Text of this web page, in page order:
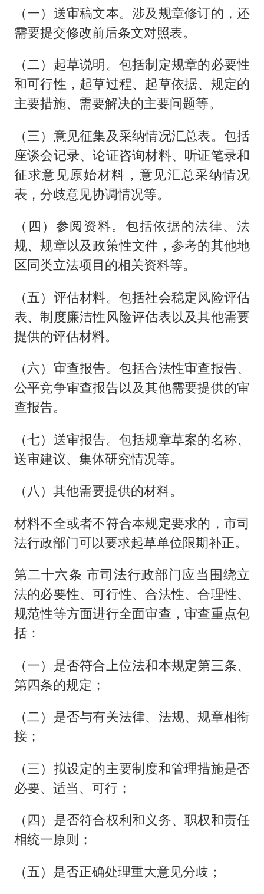
（一）送审稿文本。涉及规章修订的，还
需要提交修改前后条文对照表。
（二）起草说明。包括制定规章的必要性
和可行性，起草过程、起草依据、规定的
主要措施、需要解决的主要问题等。
（三）意见征集及采纳情况汇总表。包括
座谈会记录、论证咨询材料、听证笔录和
征求意见原始材料，意见汇总采纳情况
表，分歧意见协调情况等。
（四）参阅资料。包括依据的法律、法
规、规章以及政策性文件，参考的其他地
区同类立法项目的相关资料等。
（五）评估材料。包括社会稳定风险评估
表、制度廉洁性风险评估表以及其他需要
提供的评估材料。
（六）审查报告。包括合法性审查报告、
公平竞争审查报告以及其他需要提供的审
查报告。
（七）送审报告。包括规章草案的名称、
送审建议、集体研究情况等。
（八）其他需要提供的材料。
材料不全或者不符合本规定要求的，市司
法行政部门可以要求起草单位限期补正。
第二十六条 市司法行政部门应当围绕立
法的必要性、可行性、合法性、合理性、
规范性等方面进行全面审查，审查重点包
括：
（一）是否符合上位法和本规定第三条、
第四条的规定；
（二）是否与有关法律、法规、规章相衔
接；
（三）拟设定的主要制度和管理措施是否
必要、适当、可行；
（四）是否符合权利和义务、职权和责任
相统一原则；
（五）是否正确处理重大意见分歧；